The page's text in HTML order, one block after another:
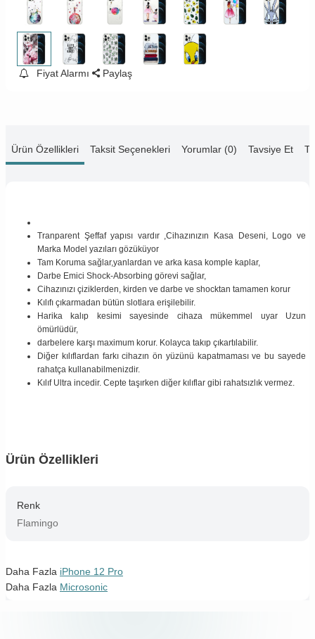
Fiyat Alarmı Paylaş
Ürün Özellikleri Taksit Seçenekleri Yorumlar (0) Tavsiye Et
Tranparent Şeffaf yapısı vardır ,Cihazınızın Kasa Deseni, Logo ve
Marka Model yazıları gözüküyor
Tam Koruma sağlar,yanlardan ve arka kasa komple kaplar,
Darbe Emici Shock-Absorbing görevi sağlar,
Cihazınızı çiziklerden, kirden ve darbe ve shocktan tamamen korur
Kılıfı çıkarmadan bütün slotlara erişilebilir.
Harika kalıp kesimi sayesinde cihaza mükemmel uyar Uzun
ömürlüdür,
darbelere karşı maximum korur. Kolayca takıp çıkartılabilir.
Diğer kılıflardan farkı cihazın ön yüzünü kapatmaması ve bu sayede
rahatça kullanabilmenizdir.
Kılıf Ultra incedir. Cepte taşırken diğer kılıflar gibi rahatsızlık vermez.
Ürün Özellikleri
Renk
Flamingo
Daha Fazla iPhone 12 Pro
Daha Fazla Microsonic